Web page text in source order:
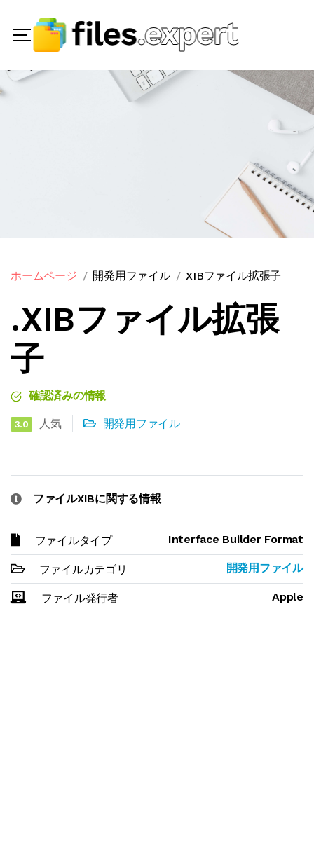
ホームページ 開発用ファイル XIBファイル拡張子
.XIBファイル拡張
子
確認済みの情報
3.0 人気 開発用ファイル
ファイルXIBに関する情報
ファイルタイプ Interface Builder Format
ファイルカテゴリ 開発用ファイル
ファイル発行者 Apple